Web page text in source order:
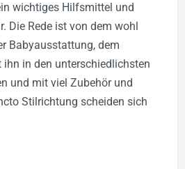
wichtiges Hilfsmittel und
Die Rede ist von dem wohl
Babyausstattung, dem
ihn in den unterschiedlichsten
und mit viel Zubehör und
Stilrichtung scheiden sich